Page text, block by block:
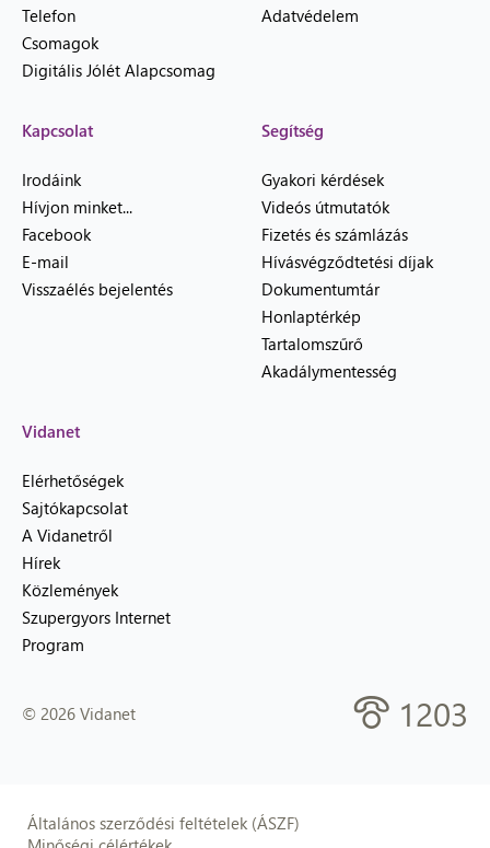
Telefon
Csomagok
Digitális Jólét Alapcsomag
Adatvédelem
Kapcsolat
Irodáink
Hívjon minket...
Facebook
E-mail
Visszaélés bejelentés
Segítség
Gyakori kérdések
Videós útmutatók
Fizetés és számlázás
Hívásvégződtetési díjak
Dokumentumtár
Honlaptérkép
Tartalomszűrő
Akadálymentesség
Vidanet
Elérhetőségek
Sajtókapcsolat
A Vidanetről
Hírek
Közlemények
Szupergyors Internet
Program
© 2026 Vidanet 1203
Általános szerződési feltételek (ÁSZF)